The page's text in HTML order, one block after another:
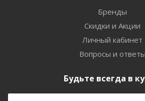
Бренды
Скидки и Акции
Личный кабинет
Вопросы и ответы
Будьте всегда в